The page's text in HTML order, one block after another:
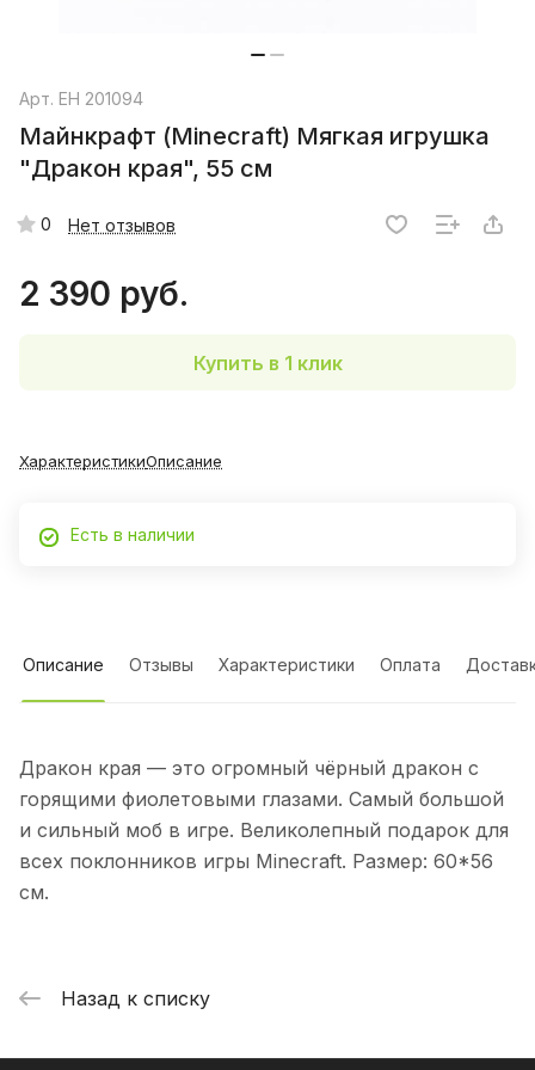
Арт. EH 201094
Майнкрафт (Minecraft) Мягкая игрушка
"Дракон края", 55 см
0 Нет отзывов
2 390 руб.
Купить в 1 клик
ХарактеристикиОписание
Есть в наличии
Описание Отзывы Характеристики Оплата
Дракон края — это огромный чёрный дракон с
горящими фиолетовыми глазами. Самый большой
и сильный моб в игре. Великолепный подарок для
всех поклонников игры Minecraft. Размер: 60*56
см.
Назад к списку